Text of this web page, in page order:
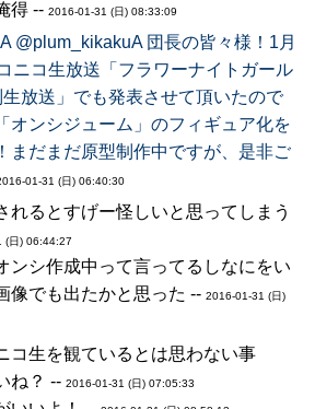
得 -- 2016-01-31 (日) 08:33:09
1月
ニコ生放送「フラワーナイトガール
放送」でも発表させて頂いたので
オンシジューム」のフィギュア化を
まだまだ原型制作中ですが、是非ご
01-31 (日) 06:40:30
れるとすげー怪しいと思ってしまう
(日) 06:44:27
ンシ作成中って言ってるしなにをい
像でも出たかと思った -- 2016-01-31 (日)
コ生を観ているとは思わない事
ね？ -- 2016-01-31 (日) 07:05:33